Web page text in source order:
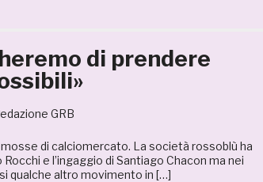
di prendere
GRB
di calciomercato. La società rossoblù ha
e l’ingaggio di Santiago Chacon ma nei
qualche altro movimento in […]